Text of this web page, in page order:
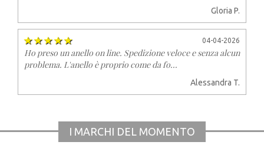
Gloria P.
04-04-2026
Ho preso un anello on line. Spedizione veloce e senza alcun
problema. L'anello è proprio come da fo...
Alessandra T.
I MARCHI DEL MOMENTO